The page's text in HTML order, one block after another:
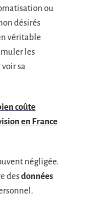
ou
désirés
véritable
les
sa
coûte
en France
négligée.
desdonnées